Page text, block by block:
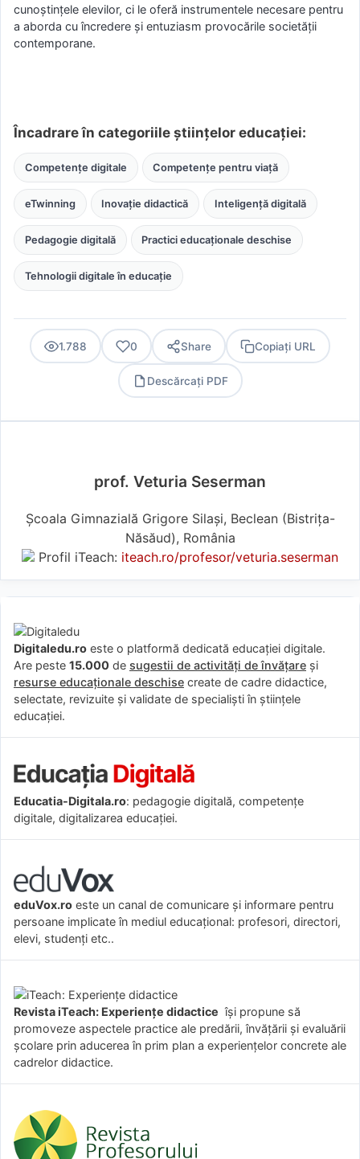
cunoștințele elevilor, ci le oferă instrumentele necesare pentru
a aborda cu încredere și entuziasm provocările societății
contemporane.
Încadrare în categoriile științelor educației:
Competențe digitale Competențe pentru viață
eTwinning Inovație didactică Inteligență digitală
Pedagogie digitală Practici educaționale deschise
Tehnologii digitale în educație
1.788 0 Share Copiați URL
Descărcați PDF
prof. Veturia Seserman
Școala Gimnazială Grigore Silași, Beclean (Bistriţa-
Năsăud), România
Profil iTeach: iteach.ro/profesor/veturia.seserman
Digitaledu.ro este o platformă dedicată educației digitale.
Are peste 15.000 de sugestii de activități de învățare și
resurse educaționale deschise create de cadre didactice,
selectate, revizuite și validate de specialiști în științele
educației.
Educatia-Digitala.ro: pedagogie digitală, competențe
digitale, digitalizarea educației.
eduVox.ro este un canal de comunicare și informare pentru
persoane implicate în mediul educațional: profesori, directori,
elevi, studenți etc..
Revista iTeach: Experienţe didactice îşi propune să
promoveze aspectele practice ale predării, învăţării şi evaluării
şcolare prin aducerea în prim plan a experienţelor concrete ale
cadrelor didactice.